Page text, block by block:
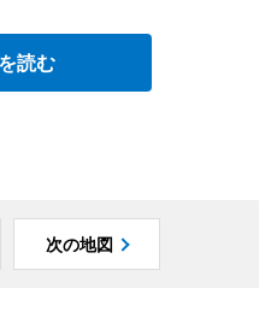
読む
次の地図